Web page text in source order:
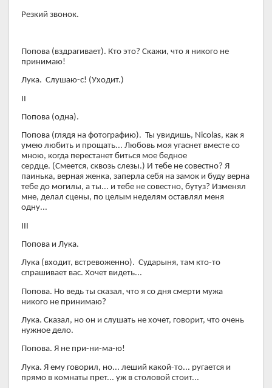
Резкий звонок.
Попова (вздрагивает). Кто это? Скажи, что я никого не
принимаю!
Лука. Слушаю-с! (Уходит.)
II
Попова (одна).
Попова (глядя на фотографию). Ты увидишь, Nicolas, как я
умею любить и прощать... Любовь моя угаснет вместе со
мною, когда перестанет биться мое бедное
сердце. (Смеется, сквозь слезы.) И тебе не совестно? Я
паинька, верная женка, заперла себя на замок и буду верна
тебе до могилы, а ты... и тебе не совестно, бутуз? Изменял
мне, делал сцены, по целым неделям оставлял меня
одну...
III
Попова и Лука.
Лука (входит, встревоженно). Сударыня, там кто-то
спрашивает вас. Хочет видеть...
Попова. Но ведь ты сказал, что я со дня смерти мужа
никого не принимаю?
Лука. Сказал, но он и слушать не хочет, говорит, что очень
нужное дело.
Попова. Я не при-ни-ма-ю!
Лука. Я ему говорил, но... леший какой-то... ругается и
прямо в комнаты прет... уж в столовой стоит...